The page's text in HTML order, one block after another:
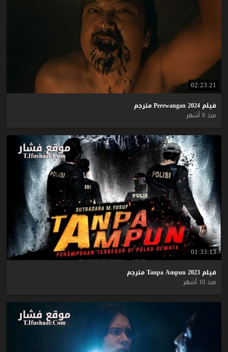
02:23:21
فيلم Perewangan 2024
مترجم
منذ 8 أشهر
01:33:13
فيلم Tanpa Ampun 2023
مترجم
منذ 10 أشهر